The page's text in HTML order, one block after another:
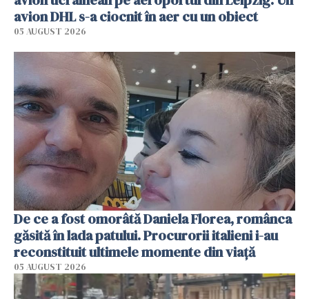
avion DHL s-a ciocnit în aer cu un obiect
05 AUGUST 2026
De ce a fost omorâtă Daniela Florea, românca
găsită în lada patului. Procurorii italieni i-au
reconstituit ultimele momente din viață
05 AUGUST 2026